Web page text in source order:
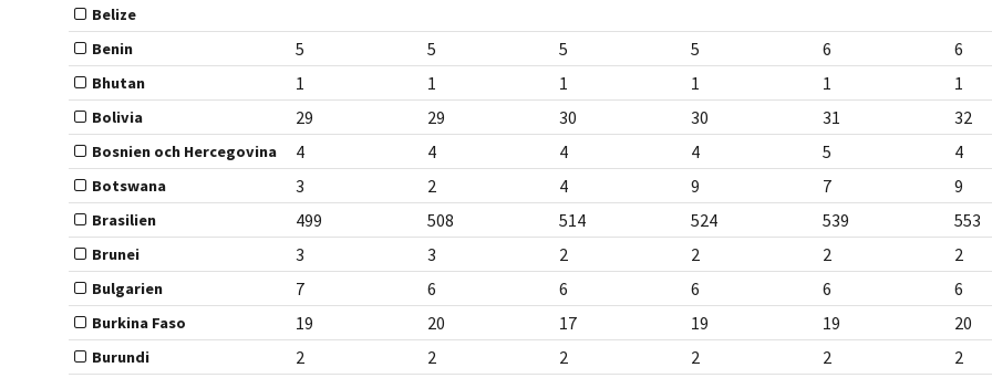
Belize
Benin
5 5 5 5 6 6
Bhutan 1 1 1 1 1 1
Bolivia 29 29 30 30 31 32
Bosnien och Hercegovina 4 4 4 4 5 4
Botswana 3 2 4 9 7 9
Brasilien 499 508 514 524 539 553
Brunei 3 3 2 2 2 2
Bulgarien 7 6 6 6 6 6
Burkina Faso 19 20 17 19 19 20
Burundi 2 2 2 2 2 2